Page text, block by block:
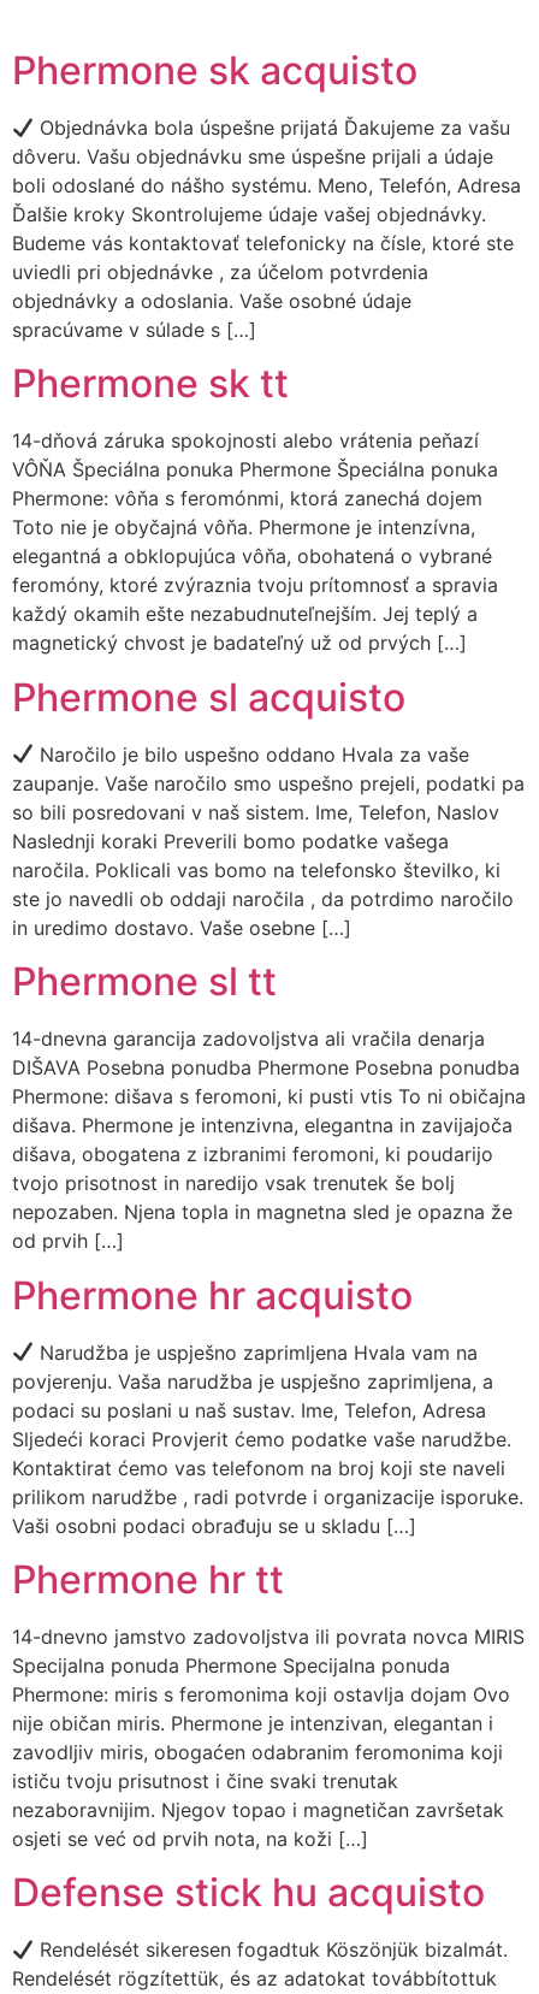
contenuto
Phermone sk acquisto
Objednávka bola úspešne prijatá Ďakujeme za vašu
dôveru. Vašu objednávku sme úspešne prijali a údaje
boli odoslané do nášho systému. Meno, Telefón, Adresa
Ďalšie kroky Skontrolujeme údaje vašej objednávky.
Budeme vás kontaktovať telefonicky na čísle, ktoré ste
uviedli pri objednávke , za účelom potvrdenia
objednávky a odoslania. Vaše osobné údaje
spracúvame v súlade s […]
Phermone sk tt
14-dňová záruka spokojnosti alebo vrátenia peňazí
VÔŇA Špeciálna ponuka Phermone Špeciálna ponuka
Phermone: vôňa s feromónmi, ktorá zanechá dojem
Toto nie je obyčajná vôňa. Phermone je intenzívna,
elegantná a obklopujúca vôňa, obohatená o vybrané
feromóny, ktoré zvýraznia tvoju prítomnosť a spravia
každý okamih ešte nezabudnuteľnejším. Jej teplý a
magnetický chvost je badateľný už od prvých […]
Phermone sl acquisto
Naročilo je bilo uspešno oddano Hvala za vaše
zaupanje. Vaše naročilo smo uspešno prejeli, podatki pa
so bili posredovani v naš sistem. Ime, Telefon, Naslov
Naslednji koraki Preverili bomo podatke vašega
naročila. Poklicali vas bomo na telefonsko številko, ki
ste jo navedli ob oddaji naročila , da potrdimo naročilo
in uredimo dostavo. Vaše osebne […]
Phermone sl tt
14-dnevna garancija zadovoljstva ali vračila denarja
DIŠAVA Posebna ponudba Phermone Posebna ponudba
Phermone: dišava s feromoni, ki pusti vtis To ni običajna
dišava. Phermone je intenzivna, elegantna in zavijajoča
dišava, obogatena z izbranimi feromoni, ki poudarijo
tvojo prisotnost in naredijo vsak trenutek še bolj
nepozaben. Njena topla in magnetna sled je opazna že
od prvih […]
Phermone hr acquisto
Narudžba je uspješno zaprimljena Hvala vam na
povjerenju. Vaša narudžba je uspješno zaprimljena, a
podaci su poslani u naš sustav. Ime, Telefon, Adresa
Sljedeći koraci Provjerit ćemo podatke vaše narudžbe.
Kontaktirat ćemo vas telefonom na broj koji ste naveli
prilikom narudžbe , radi potvrde i organizacije isporuke.
Vaši osobni podaci obrađuju se u skladu […]
Phermone hr tt
14-dnevno jamstvo zadovoljstva ili povrata novca MIRIS
Specijalna ponuda Phermone Specijalna ponuda
Phermone: miris s feromonima koji ostavlja dojam Ovo
nije običan miris. Phermone je intenzivan, elegantan i
zavodljiv miris, obogaćen odabranim feromonima koji
ističu tvoju prisutnost i čine svaki trenutak
nezaboravnijim. Njegov topao i magnetičan završetak
osjeti se već od prvih nota, na koži […]
Defense stick hu acquisto
Rendelését sikeresen fogadtuk Köszönjük bizalmát.
Rendelését rögzítettük, és az adatokat továbbítottuk